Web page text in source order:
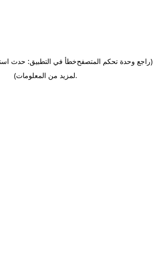
خطأ في التطبيق: حدث(راجع وحدة تحكم المتصفح
لمزيد من المعلومات).